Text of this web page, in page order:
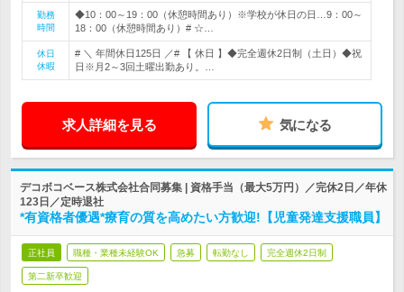
勤務
時間
◆10：00～19：00（休憩時間あり）※学校が休日の日…9：00～
18：00（休憩時間あり）# ☆…
休日
休暇
# ＼ 年間休日125日 ／# 【 休日 】◆完全週休2日制（土日）◆祝
日※月2～3回土曜出勤あり。…
求人詳細を見る 気になる
デコボコベース株式会社合同募集 | 資格手当（最大5万円）／完休2日／年休
123日／定時退社
*有資格者優遇*療育の質を高めたい方歓迎!【児童発達支援職員】
正社員 職種・業種未経験OK 急募 転勤なし 完全週休2日制
第二新卒歓迎